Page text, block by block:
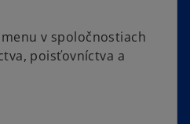
v spoločnostiach
poisťovníctva a